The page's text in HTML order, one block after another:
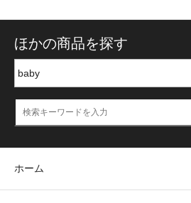
ほかの商品を探す
ホーム